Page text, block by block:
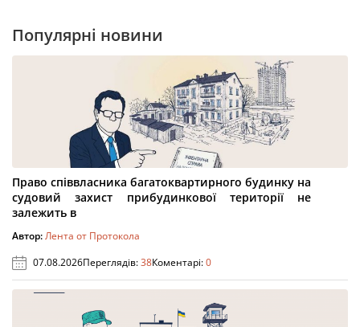
Популярні новини
Право співвласника багатоквартирного будинку на
судовий захист прибудинкової території не
залежить в
Автор:Лента от Протокола
07.08.2026Переглядів:38Коментарі:0